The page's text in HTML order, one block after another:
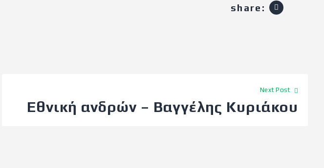
share:
Next Post
Εθνική ανδρών – Βαγγέλης Κυριάκου